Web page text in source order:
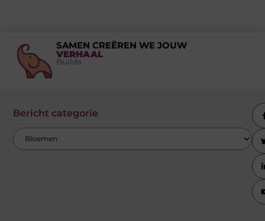
SAMEN CREËREN WE JOUW
VERHAAL
Builds
Bericht categorie